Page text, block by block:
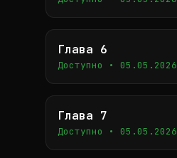
Глава 6
Доступно • 05.05.2026
Глава 7
Доступно • 05.05.2026